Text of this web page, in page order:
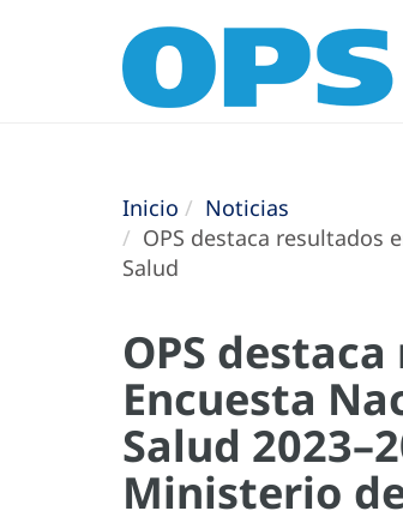
Inicio
Noticias
OPS destaca resultados
Salud
OPS
Encuesta
Salud
Ministerio